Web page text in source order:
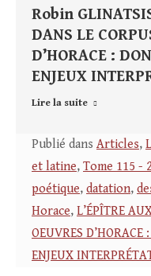
Robin
DANS LE
D’HORACE :
ENJEUX
Lire la suite
Publié dans Articles,
et latine, Tome 115 -
poétique, datation,
Horace, L’ÉPÎTRE
OEUVRES D’HORACE
ENJEUX